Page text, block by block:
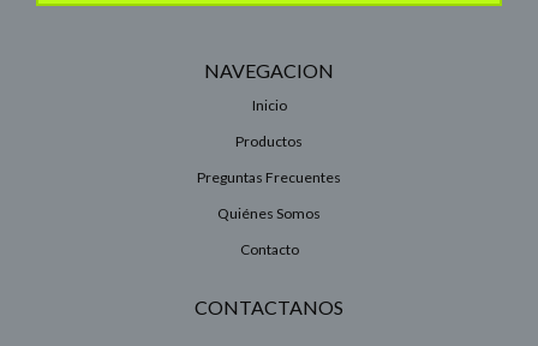
NAVEGACION
Inicio
Productos
Preguntas Frecuentes
Quiénes Somos
Contacto
CONTACTANOS